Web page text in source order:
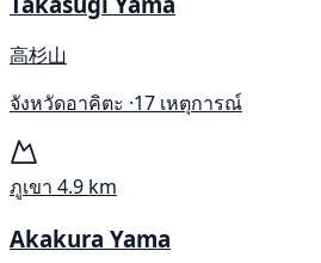
高杉山
จังหวัดอาคิตะ ·17 เหตุการณ์
ภูเขา 4.9 km
Akakura Yama